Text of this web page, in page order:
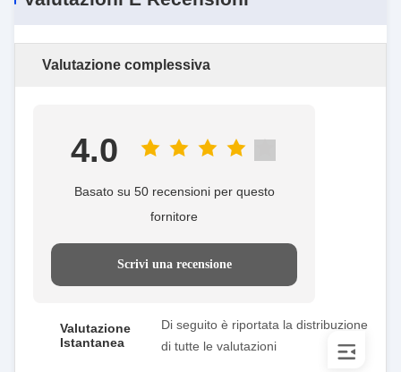
Valutazione complessiva
4.0
Basato su 50 recensioni per questo
fornitore
Scrivi una recensione
Valutazione
Istantanea
Di seguito è riportata la distribuzione
di tutte le valutazioni